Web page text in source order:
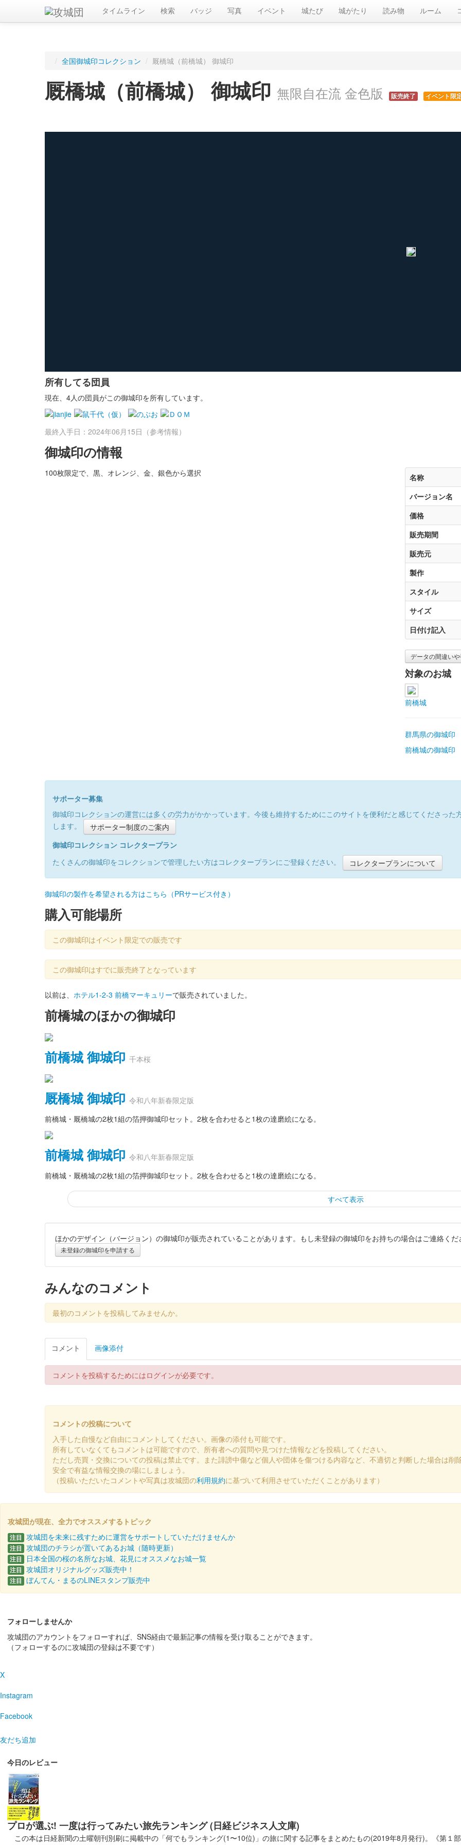
タイムライン 検索 バッジ 写真 イベント 城たび 城がたり 読み物 ルーム
/ 全国御城印コレクション / 厩橋城（前橋城） 御城印
厩橋城（前橋城） 御城印 無限自在流 金色版 販売終了 イベント限
所有してる団員
現在、4人の団員がこの御城印を所有しています。
最終入手日：2024年06月15日（参考情報）
御城印の情報
100枚限定で、黒、オレンジ、金、銀色から選択
名称
バージョン名
価格
販売期間
販売元
製作
スタイル
サイズ
日付け記入
データの間違い
対象のお城
前橋城
群馬県の御城印
前橋城の御城印
サポーター募集
御城印コレクションの運営には多くの労力がかかっています。今後も維持するためにこのサイトを便利だと感じてくださっ
します。
サポーター制度のご案内
御城印コレクション コレクタープラン
たくさんの御城印をコレクションで管理したい方はコレクタープランにご登録ください。
コレクタープランについて
御城印の製作を希望される方はこちら（PRサービス付き）
購入可能場所
この御城印はイベント限定での販売です
この御城印はすでに販売終了となっています
以前は、 ホテル1-2-3 前橋マーキュリーで販売されていました。
前橋城のほかの御城印
前橋城 御城印 千本桜
厩橋城 御城印 令和八年新春限定版
前橋城・厩橋城の2枚1組の箔押御城印セット。2枚を合わせると1枚の達磨絵になる。
前橋城 御城印 令和八年新春限定版
前橋城・厩橋城の2枚1組の箔押御城印セット。2枚を合わせると1枚の達磨絵になる。
すべて表示
厩橋城 御城印 令和八年新春限定版
厩橋城（前橋城） 御城印
厩橋城（前橋城） 御城印
前橋城 御城印 令和八年新春限定版
前橋城 御城印
前橋城 御城印 令和七年秋限定版
前橋城 御城印 復元図版
厩橋城（前橋城） 御城印 令和七年秋限定版
厩橋城 御城印 NETSUGEN夏祭り限定版
配布終了
厩橋城（前橋城） 御城印
厩橋城（前橋城） 御城印 龍虎獅子争奪 北条氏康公
ほかのデザイン（バージョン）の御城印が販売されていることがあります。もし未登録の御城印をお持ちの場合はご連絡くだ
未登録の御城印を申請する
みんなのコメント
最初のコメントを投稿してみませんか。
コメント 画像添付
コメントを投稿するためにはログインが必要です。
コメントの投稿について
入手した自慢など自由にコメントしてください。画像の添付も可能です。
所有していなくてもコメントは可能ですので、所有者への質問や見つけた情報などを投稿してください。
ただし売買・交換についての投稿は禁止です。また誹謗中傷など個人や団体を傷つける内容など、不適切と判断した場合は削
安全で有益な情報交換の場にしましょう。
（投稿いただいたコメントや写真は攻城団の利用規約に基づいて利用させていただくことがあります）
攻城団が現在、全力でオススメするトピック
注目 攻城団を未来に残すために運営をサポートしていただけませんか
注目 攻城団のチラシが置いてあるお城（随時更新）
注目 日本全国の桜の名所なお城、花見にオススメなお城一覧
注目 攻城団オリジナルグッズ販売中！
注目 ぼんてん・まるのLINEスタンプ販売中
フォローしませんか
攻城団のアカウントをフォローすれば、SNS経由で最新記事の情報を受け取ることができます。
（フォローするのに攻城団の登録は不要です）
X
Instagram
Facebook
友だち追加
今日のレビュー
プロが選ぶ! 一度は行ってみたい旅先ランキング (日経ビジネス人文庫)
この本は日経新聞の土曜朝刊別刷に掲載中の「何でもランキング(1〜10位)」の旅に関する記事をまとめたもの(2019年8月発行)。《第１